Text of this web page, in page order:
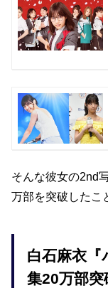
そんな彼女の2nd
万部を突破したこ
白石麻衣
集20万部突